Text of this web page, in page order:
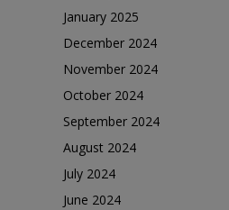
January 2025
December 2024
November 2024
October 2024
September 2024
August 2024
July 2024
June 2024